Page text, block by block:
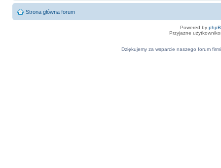
Strona główna forum
Powered by
Przyjazne
Dziękujemy za wsparcie naszego forum